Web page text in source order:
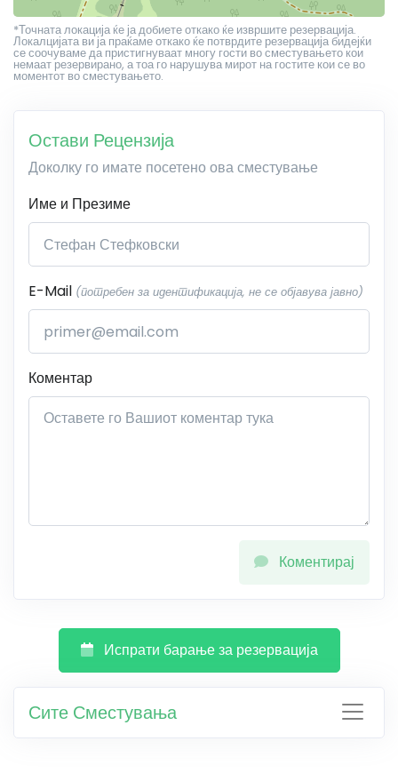
*Точната локација ќе ја добиете откако ќе извршите резервација.
Локалцијата ви ја праќаме откако ќе потврдите резервација бидејќи
се соочуваме да пристигнуваат многу гости во сместувањето кои
немаат резервирано, а тоа го нарушува мирот на гостите кои се во
моментот во сместувањето.
Остави Рецензија
Доколку го имате посетено ова сместување
Име и Презиме
E-Mail (потребен за идентификација, не се објавува јавно)
Коментар
Коментирај
Испрати барање за резервација
Сите Сместувања